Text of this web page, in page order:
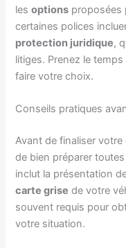
lesoptions proposées
certaines polices
protection juridique,
litiges. Prenez le
faire votre choix.
Conseils pratiques
Avant de finaliser
de bien préparer
inclut la présentation
carte grise de votre
souvent requis pour
votre situation.